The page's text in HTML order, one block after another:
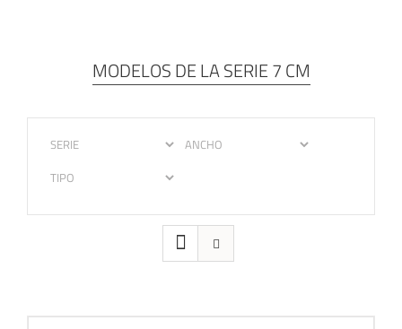
MODELOS DE LA SERIE 7 CM